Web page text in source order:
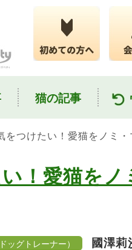
猫の記事
をつけたい！愛猫をノミ
！愛猫をノ
ッグトレーナー） 國澤莉